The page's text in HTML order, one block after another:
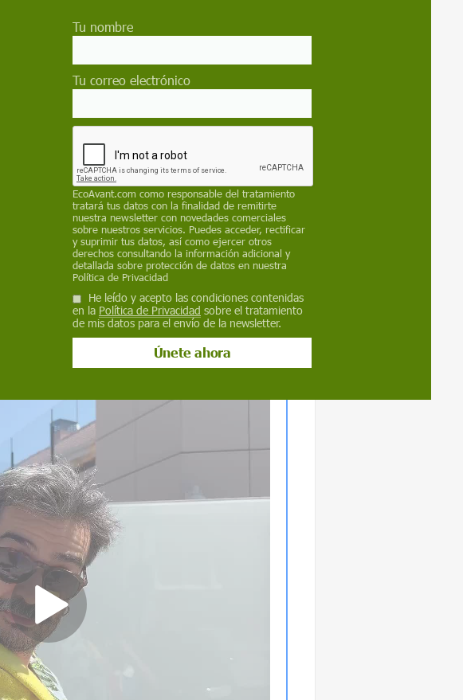
Tu nombre
Tu correo electrónico
EcoAvant.com como responsable del tratamiento
tratará tus datos con la finalidad de remitirte
nuestra newsletter con novedades comerciales
sobre nuestros servicios. Puedes acceder, rectificar
y suprimir tus datos, así como ejercer otros
derechos consultando la información adicional y
detallada sobre protección de datos en nuestra
Política de Privacidad
He leído y acepto las condiciones contenidas
en la Política de Privacidad sobre el tratamiento
de mis datos para el envío de la newsletter.